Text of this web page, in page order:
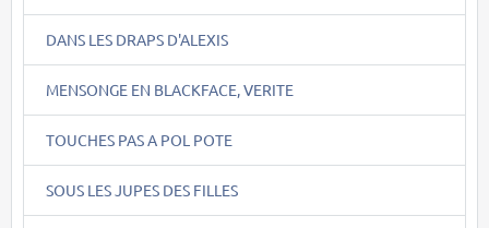
DANS LES DRAPS D'ALEXIS
MENSONGE EN BLACKFACE, VERITE
TOUCHES PAS A POL POTE
SOUS LES JUPES DES FILLES